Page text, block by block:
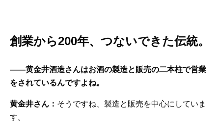
創業から200年、つないできた伝統。
——黄金井酒造さんはお酒の製造と販売の二本柱で営業
をされているんですよね。
黄金井さん： そうですね、製造と販売を中心にしていま
す。